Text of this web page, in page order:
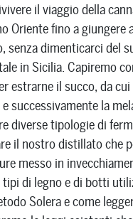
il viaggio della
Oriente fino a giungere
senza dimenticarci del
in Sicilia. Capiremo
estrarne il succo, da cui
successivamente la
diverse tipologie di
il nostro distillato che
messo in
tipi di legno e di botti
Solera e come